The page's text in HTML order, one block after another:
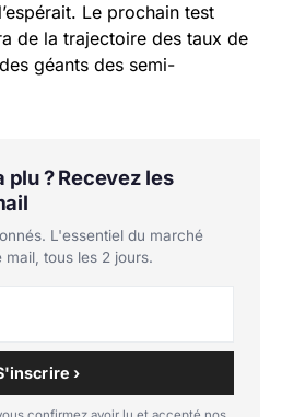
Le prochain test
de la trajectoire des taux de
géants des semi-
plu ? Recevez les
L'essentiel du marché
tous les 2 jours.
›